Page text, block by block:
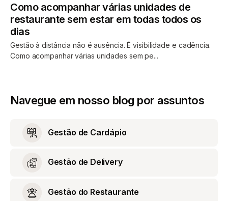
Como acompanhar várias unidades de
restaurante sem estar em todas todos os
dias
Gestão à distância não é ausência. É visibilidade e cadência.
Como acompanhar várias unidades sem pe...
Navegue em nosso blog por assuntos
Gestão de Cardápio
Gestão de Delivery
Gestão do Restaurante